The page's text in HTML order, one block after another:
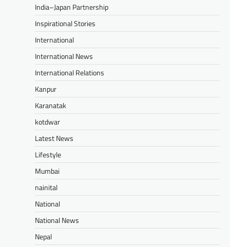
India–Japan Partnership
Inspirational Stories
International
International News
International Relations
Kanpur
Karanatak
kotdwar
Latest News
Lifestyle
Mumbai
nainital
National
National News
Nepal